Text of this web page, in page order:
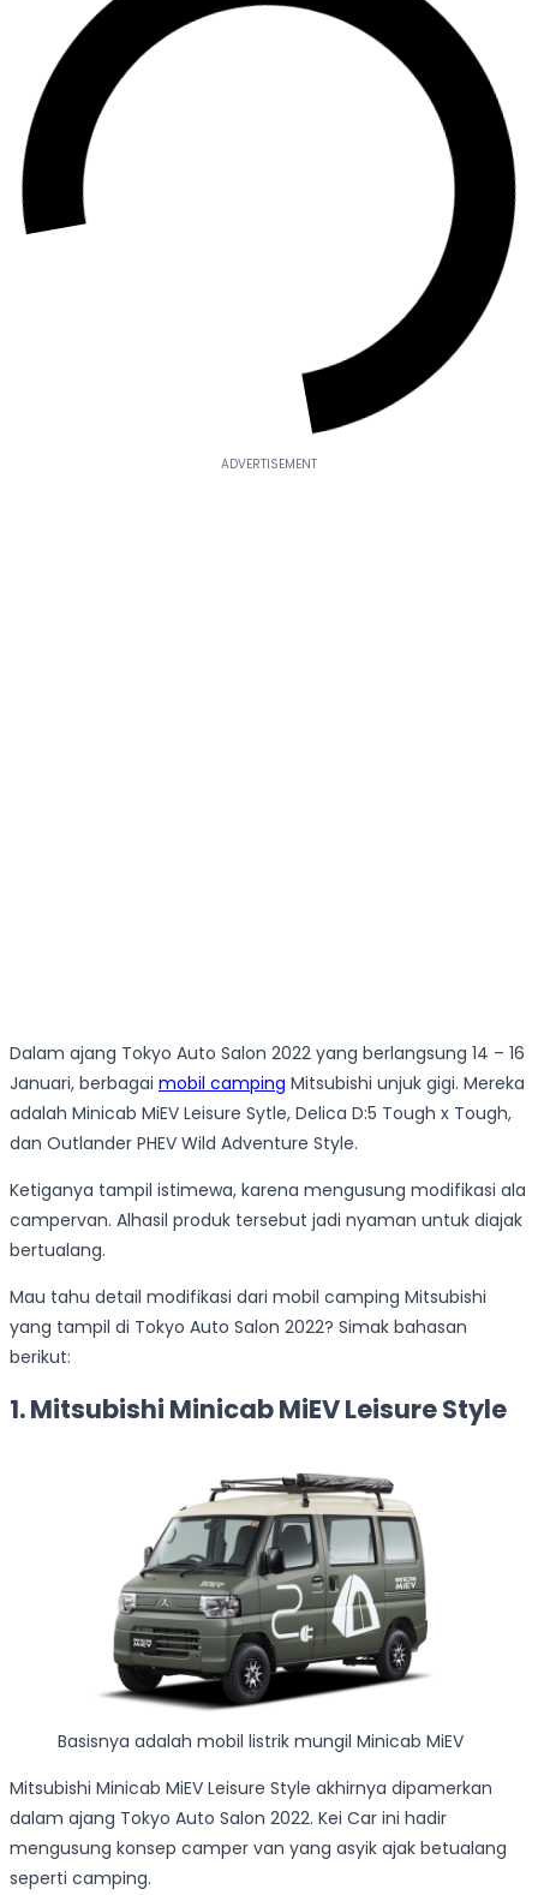
Dalam ajang Tokyo Auto Salon 2022 yang berlangsung 14 – 16
Januari, berbagai mobil camping Mitsubishi unjuk gigi. Mereka
adalah Minicab MiEV Leisure Sytle, Delica D:5 Tough x Tough,
dan Outlander PHEV Wild Adventure Style.
Ketiganya tampil istimewa, karena mengusung modifikasi ala
campervan. Alhasil produk tersebut jadi nyaman untuk diajak
bertualang.
Mau tahu detail modifikasi dari mobil camping Mitsubishi
yang tampil di Tokyo Auto Salon 2022? Simak bahasan
berikut:
1. Mitsubishi Minicab MiEV Leisure Style
Basisnya adalah mobil listrik mungil Minicab MiEV
Mitsubishi Minicab MiEV Leisure Style akhirnya dipamerkan
dalam ajang Tokyo Auto Salon 2022. Kei Car ini hadir
mengusung konsep camper van yang asyik ajak betualang
seperti camping.